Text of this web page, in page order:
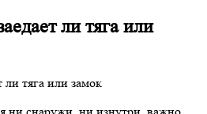
ли тяга или